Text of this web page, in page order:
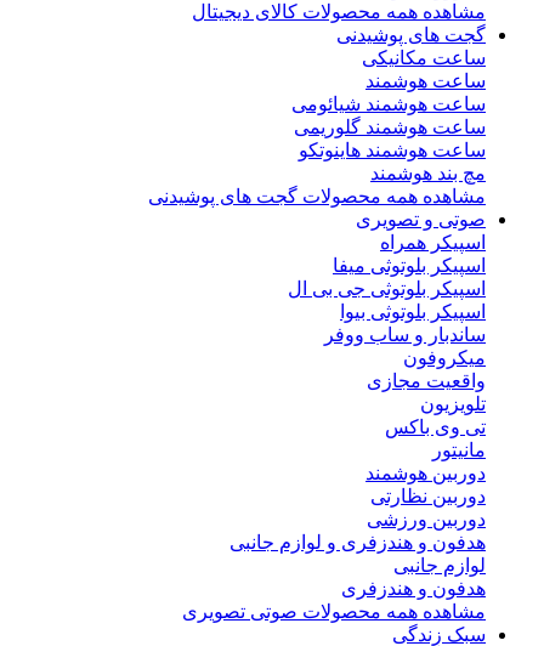
مشاهده همه محصولات کالای دیجیتال
گجت های پوشیدنی
ساعت مکانیکی
ساعت هوشمند
ساعت هوشمند شیائومی
ساعت هوشمند گلوریمی
ساعت هوشمند هاینوتکو
مچ بند هوشمند
مشاهده همه محصولات گجت های پوشیدنی
صوتی و تصویری
اسپیکر همراه
اسپیکر بلوتوثی میفا
اسپیکر بلوتوثی جی بی ال
اسپیکر بلوتوثی بیوا
ساندبار و ساب ووفر
میکروفون
واقعیت مجازی
تلویزیون
تی وی باکس
مانیتور
دوربین هوشمند
دوربین نظارتی
دوربین ورزشی
هدفون و هندزفری و لوازم جانبی
لوازم جانبی
هدفون و هندزفری
مشاهده همه محصولات صوتی تصویری
سبک زندگی